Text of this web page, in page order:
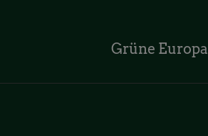
Grüne Europa